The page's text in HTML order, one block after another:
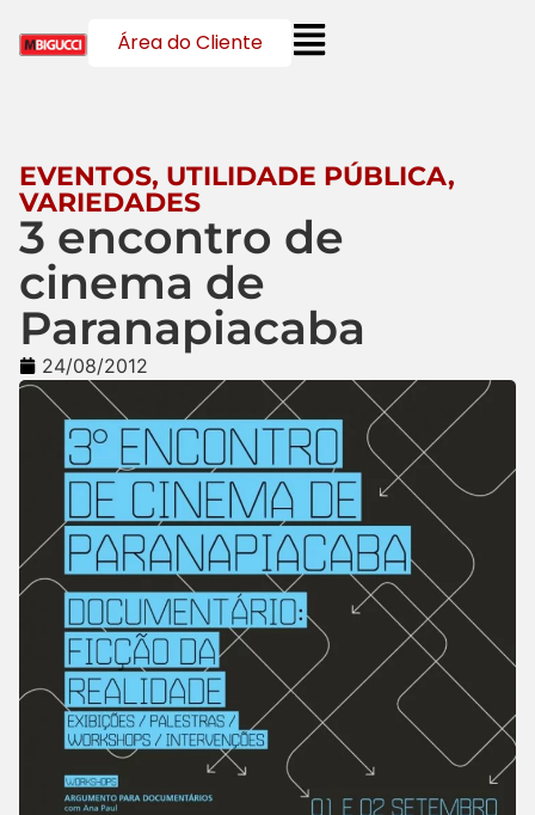
Área do Cliente
EVENTOS, UTILIDADE PÚBLICA,
VARIEDADES
3 encontro de
cinema de
Paranapiacaba
24/08/2012